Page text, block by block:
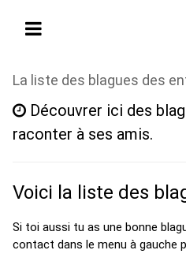
La liste des blagues des
Découvrer ici des
raconter à ses amis.
Voici la liste des
Si toi aussi tu as une bonne
contact dans le menu à gauche